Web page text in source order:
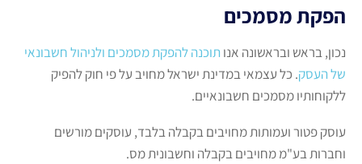
הפקת מסמכים
נכון, בראש ובראשונה אנותוכנה להפקת מסמכים ולניהול חשבונאי
של העסק. כל עצמאי במדינת ישראל מחויב על פי חוק להפיק
ללקוחותיו מסמכים חשבונאיים.
עוסק פטור ועמותות מחויבים בקבלה בלבד, עוסקים מורשים
וחברות בע"מ מחויבים בקבלה וחשבונית מס.